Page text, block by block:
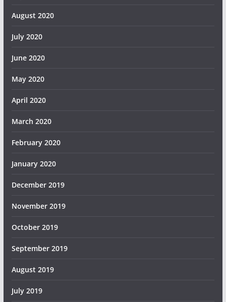
August 2020
July 2020
June 2020
May 2020
April 2020
March 2020
February 2020
January 2020
December 2019
November 2019
October 2019
September 2019
August 2019
July 2019